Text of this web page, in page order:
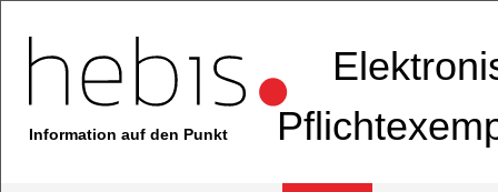
Information auf den Punkt